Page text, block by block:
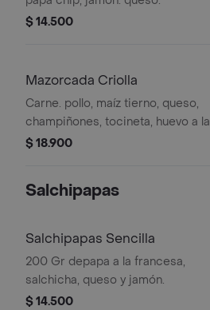
$ 14.500
Mazorcada Criolla
Carne. pollo, maíz tierno, queso,
champiñones, tocineta, huevo a la
plancha y chorizo.
$ 18.900
Salchipapas
Salchipapas Sencilla
200 Gr depapa a la francesa,
salchicha, queso y jamón.
$ 14.500